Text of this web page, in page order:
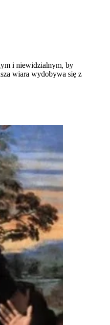
i niewidzialnym, by
wiara wydobywa się z